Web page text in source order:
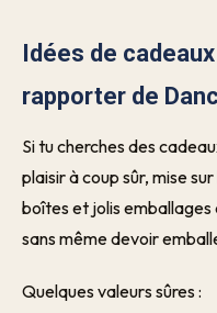
Idées de
rapporter de
Si tu cherches des
plaisir à coup sûr, mise sur
boîtes et jolis
sans même devoir
Quelques valeurs sûres :